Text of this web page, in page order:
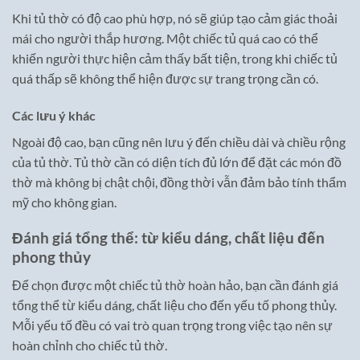
Khi tủ thờ có độ cao phù hợp, nó sẽ giúp tạo cảm giác thoải
mái cho người thắp hương. Một chiếc tủ quá cao có thể
khiến người thực hiện cảm thấy bất tiện, trong khi chiếc tủ
quá thấp sẽ không thể hiện được sự trang trọng cần có.
Các lưu ý khác
Ngoài độ cao, bạn cũng nên lưu ý đến chiều dài và chiều rộng
của tủ thờ. Tủ thờ cần có diện tích đủ lớn để đặt các món đồ
thờ mà không bị chật chội, đồng thời vẫn đảm bảo tính thẩm
mỹ cho không gian.
Đánh giá tổng thể: từ kiểu dáng, chất liệu đến
phong thủy
Để chọn được một chiếc tủ thờ hoàn hảo, bạn cần đánh giá
tổng thể từ kiểu dáng, chất liệu cho đến yếu tố phong thủy.
Mỗi yếu tố đều có vai trò quan trọng trong việc tạo nên sự
hoàn chỉnh cho chiếc tủ thờ.